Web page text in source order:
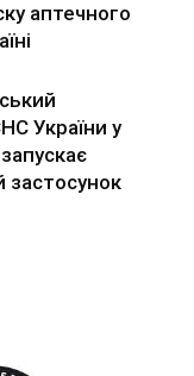
аптечного
України у
застосунок